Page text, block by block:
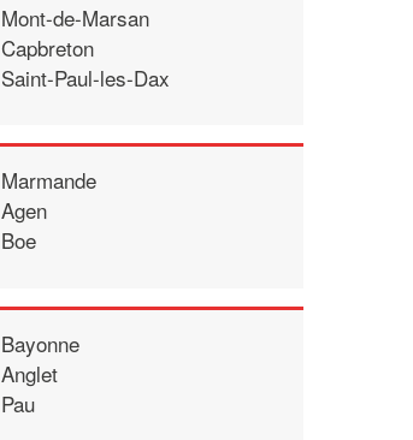
Mont-de-Marsan
Capbreton
Saint-Paul-les-Dax
Marmande
Agen
Boe
Bayonne
Anglet
Pau